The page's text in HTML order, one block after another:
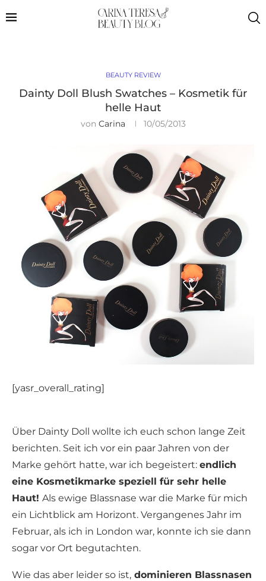
BEAUTY REVIEW
Dainty Doll Blush Swatches – Kosmetik für
helle Haut
von Carina 10/05/2013
[yasr_overall_rating]
Über Dainty Doll wollte ich euch schon lange Zeit
berichten. Seit ich vor ein paar Jahren von der
Marke gehört hatte, war ich begeistert: endlich
eine Kosmetikmarke speziell für sehr helle
Haut! Als ewige Blassnase war die Marke für mich
ein Lichtblick am Horizont. Vergangenes Jahr im
Februar, als ich in London war, konnte ich sie dann
sogar vor Ort begutachten.
Wie das aber leider so ist, dominieren Blassnasen